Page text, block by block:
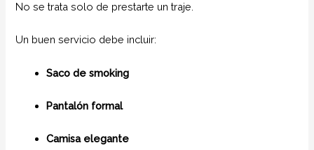
No se trata solo de prestarte un traje.
Un buen servicio debe incluir:
Saco de smoking
Pantalón formal
Camisa elegante